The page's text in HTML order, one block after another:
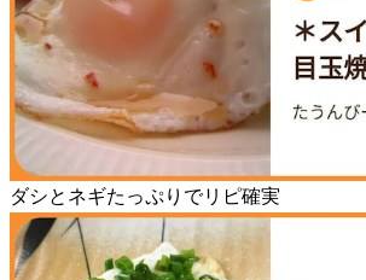
ダシとネギたっぷりでリピ確実